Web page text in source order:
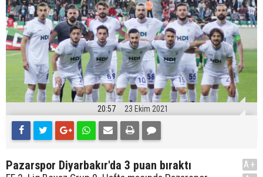
20:57 23 Ekim 2021
Pazarspor Diyarbakır'da 3 puan bıraktı
A+